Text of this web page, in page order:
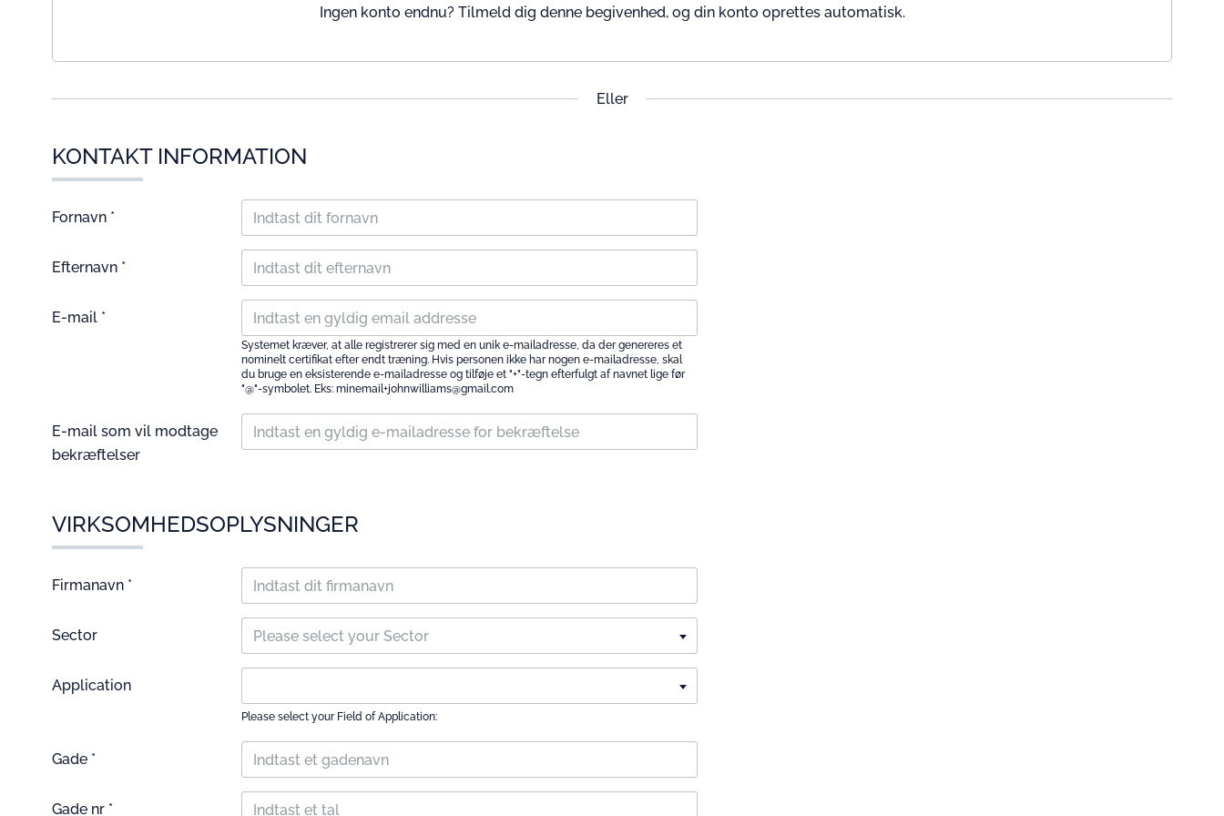
Ingen konto endnu? Tilmeld dig denne begivenhed, og din konto oprettes automatisk.
Eller
KONTAKT INFORMATION
Fornavn *
Efternavn *
E-mail *
Systemet kræver, at alle registrerer sig med en unik e-mailadresse, da der genereres et
nominelt certifikat efter endt træning. Hvis personen ikke har nogen e-mailadresse, skal
du bruge en eksisterende e-mailadresse og tilføje et "+"-tegn efterfulgt af navnet lige før
"@"-symbolet. Eks: minemail+johnwilliams@gmail.com
E-mail som vil modtage
bekræftelser
VIRKSOMHEDSOPLYSNINGER
Firmanavn *
Sector Please select your Sector
Application
Please select your Field of Application:
Gade *
Gade nr *